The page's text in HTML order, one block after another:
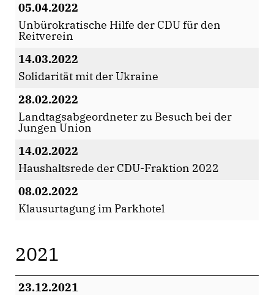
05.04.2022
Unbürokratische Hilfe der CDU für den
Reitverein
14.03.2022
Solidarität mit der Ukraine
28.02.2022
Landtagsabgeordneter zu Besuch bei der
Jungen Union
14.02.2022
Haushaltsrede der CDU-Fraktion 2022
08.02.2022
Klausurtagung im Parkhotel
2021
23.12.2021